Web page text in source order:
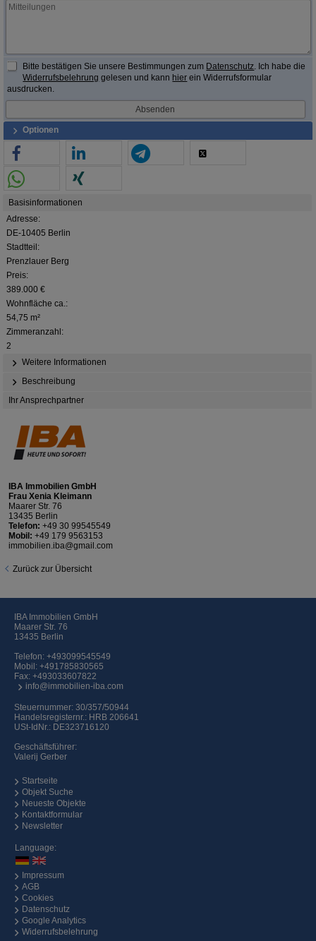
Bitte bestätigen Sie unsere Bestimmungen zum Datenschutz. Ich habe die
Widerrufsbelehrung gelesen und kann hier ein Widerrufsformular
ausdrucken.
Optionen
Basisinformationen
Adresse:
DE-10405 Berlin
Stadtteil:
Prenzlauer Berg
Preis:
389.000 €
Wohnfläche ca.:
54,75 m²
Zimmeranzahl:
2
Weitere Informationen
Beschreibung
Ihr Ansprechpartner
IBA Immobilien GmbH
Frau Xenia Kleimann
Maarer Str. 76
13435 Berlin
Telefon: +49 30 99545549
Mobil: +49 179 9563153
immobilien.iba@gmail.com
Zurück zur Übersicht
IBA Immobilien GmbH
Maarer Str. 76
13435 Berlin
Telefon: +493099545549
Mobil: +491785830565
Fax: +493033607822
info@immobilien-iba.com
Steuernummer: 30/357/50944
Handelsregisternr.: HRB 206641
USt-IdNr.: DE323716120
Geschäftsführer:
Valerij Gerber
Startseite
Objekt Suche
Neueste Objekte
Kontaktformular
Newsletter
Language:
Impressum
AGB
Cookies
Datenschutz
Google Analytics
Widerrufsbelehrung